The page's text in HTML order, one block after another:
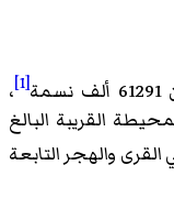
[1] ،
القريبة البالغ
القرى والهجر التابعة